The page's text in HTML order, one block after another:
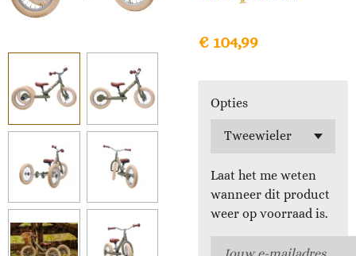
€ 104,99
Opties
Laat het me weten
wanneer dit product
weer op voorraad is.